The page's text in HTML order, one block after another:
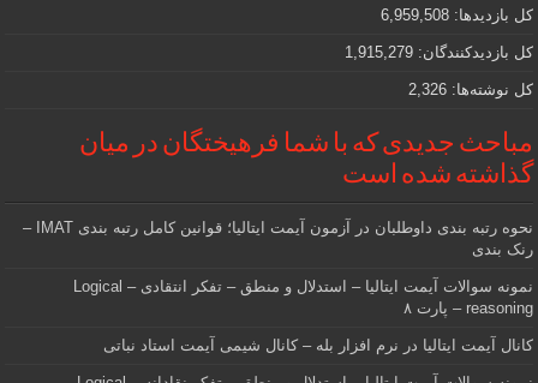
کل بازدیدها: 6,959,508
کل بازدیدکنند‌گان: 1,915,279
کل نوشته‌ها: 2,326
مباحث جدیدی که با شما فرهیختگان در میان
گذاشته شده است
نحوه رتبه بندی داوطلبان در آزمون آیمت ایتالیا؛ قوانین کامل رتبه بندی IMAT –
رنک بندی
نمونه سوالات آیمت ایتالیا – استدلال و منطق – تفکر انتقادی – Logical
reasoning – پارت ۸
کانال آیمت ایتالیا در نرم افزار بله – کانال شیمی آیمت استاد نباتی